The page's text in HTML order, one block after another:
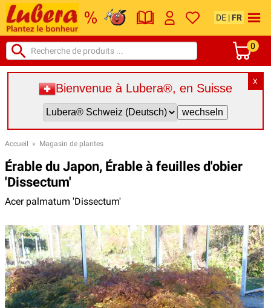
DE | FR
0
X
Bienvenue à Lubera®, en Suisse
Accueil » Magasin de plantes
Érable du Japon, Érable à feuilles d'obier
'Dissectum'
Acer palmatum 'Dissectum'